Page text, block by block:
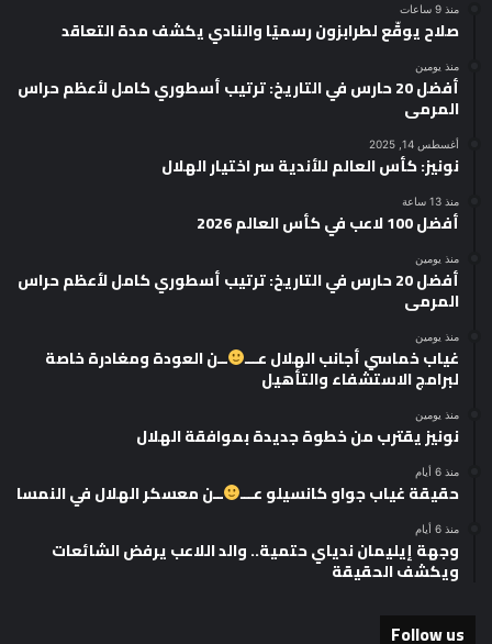
منذ 9 ساعات
صلاح يوقّع لطرابزون رسميًا والنادي يكشف مدة التعاقد
منذ يومين
أفضل 20 حارس في التاريخ: ترتيب أسطوري كامل لأعظم حراس
المرمى
أغسطس 14, 2025
نونيز: كأس العالم للأندية سر اختيار الهلال
منذ 13 ساعة
أفضل 100 لاعب في كأس العالم 2026
منذ يومين
أفضل 20 حارس في التاريخ: ترتيب أسطوري كامل لأعظم حراس
المرمى
منذ يومين
غياب خماسي أجانب الهلال عـــ ــن العودة ومغادرة خاصة
لبرامج الاستشفاء والتأهيل
منذ يومين
نونيز يقترب من خطوة جديدة بموافقة الهلال
منذ 6 أيام
حقيقة غياب جواو كانسيلو عـــ ــن معسكر الهلال في النمسا
منذ 6 أيام
وجهة إيليمان ندياي حتمية.. والد اللاعب يرفض الشائعات
ويكشف الحقيقة
Follow us